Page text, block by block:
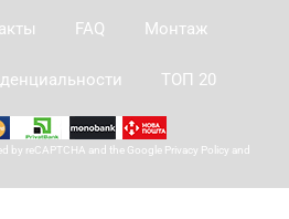
FAQ Монтаж
ТОП 20
by reCAPTCHA and the Google Privacy Policy and